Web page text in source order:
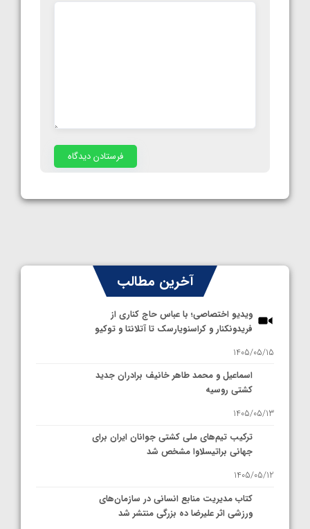
آخرین مطالب
ویدیو اختصاصی؛ با عباس حاج کناری از
فریدونکنار و کراسنویارسک تا آتلانتا و توکیو
1405/05/15
اسماعیل و محمد طاهر خانیف برادران جدید
کشتی روسیه
1405/05/13
ترکیب تیم‌های ملی کشتی جوانان ایران برای
جهانی براتیسلاوا مشخص شد
1405/05/12
کتاب مدیریت منابع انسانی در سازمان‌های
ورزشی اثر علیرضا ده بزرگی منتشر شد